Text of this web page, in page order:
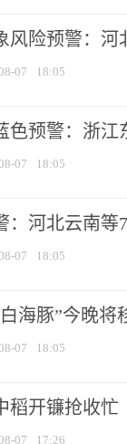
风险预警：河
07 18:05
色预警：浙江
07 18:05
：河北云南
07 18:05
海豚”今晚将
07 18:05
稻开镰抢收忙
07 17:26